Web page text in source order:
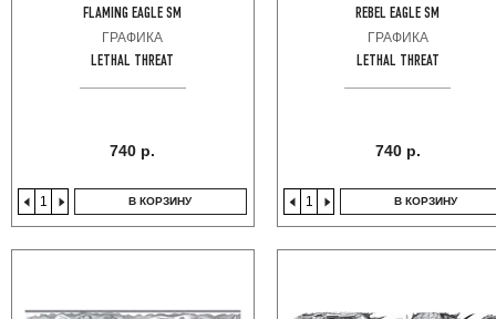
FLAMING EAGLE SM
ГРАФИКА
LETHAL THREAT
740 р.
В КОРЗИНУ
REBEL EAGLE SM
ГРАФИКА
LETHAL THREAT
740 р.
В КОРЗИНУ